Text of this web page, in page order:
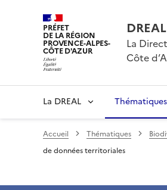
PRÉFET
DE LA RÉGION
PROVENCE-ALPES-
CÔTE D'AZUR
La
Côte
La DREAL Thématiques
Accueil Thématiques
de données territoriales